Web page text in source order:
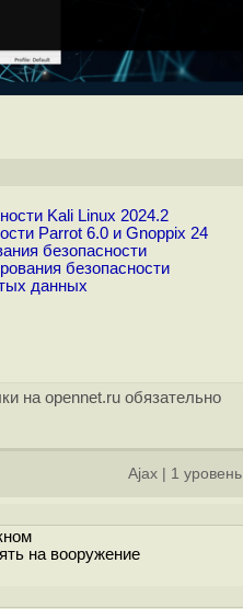
Kali Linux 2024.2
Parrot 6.0 и Gnoppix 24
безопасности
безопасности
данных
на opennet.ru обязательно
Ajax 1 уровень
на вооружение